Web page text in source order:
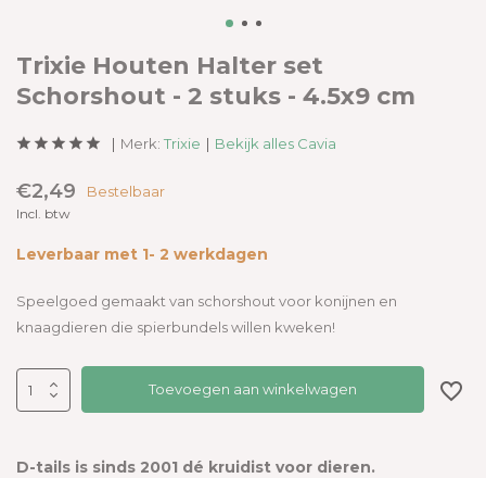
Trixie Houten Halter set
Schorshout - 2 stuks - 4.5x9 cm
Merk: Trixie Bekijk alles Cavia
€2,49 Bestelbaar
Incl. btw
Leverbaar met 1- 2 werkdagen
Speelgoed gemaakt van schorshout voor konijnen en
knaagdieren die spierbundels willen kweken!
Toevoegen aan winkelwagen
D-tails is sinds 2001 dé kruidist voor dieren.